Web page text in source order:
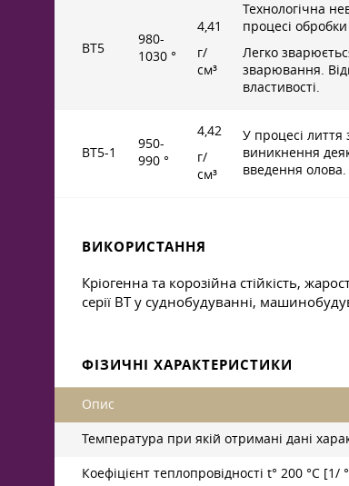
ВТ5
980-
1030 °
4,41
г/
см³
Технологічна
процесі
Легко
зварювання.
властивості.
ВТ5-1
950-
990 °
4,42
г/
см³
У процесі лиття
виникнення
введення олова.
ВИКОРИСТАННЯ
Кріогенна та корозійна стійкість,
серії ВТ у суднобудуванні,
ФІЗИЧНІ ХАРАКТЕРИСТИКИ
Опис
Температура при якій отримані дані
Коефіцієнт теплопровідності t° 200 °C [1/